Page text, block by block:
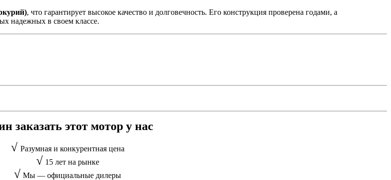
, что гарантирует высокое качество и долговечность. Его конструкция проверена годами, а
надежных в своем классе.
заказать этот мотор у нас
√ Разумная и конкурентная цена
√ 15 лет на рынке
√ Мы — официальные дилеры